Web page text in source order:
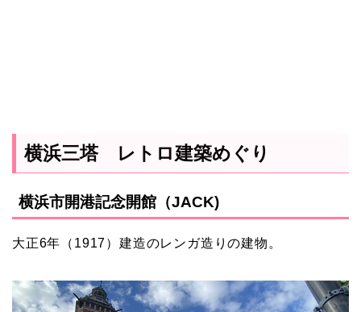
横浜三塔 レトロ建築めぐり
横浜市開港記念開館（JACK)
大正6年（1917）建造のレンガ造りの建物。